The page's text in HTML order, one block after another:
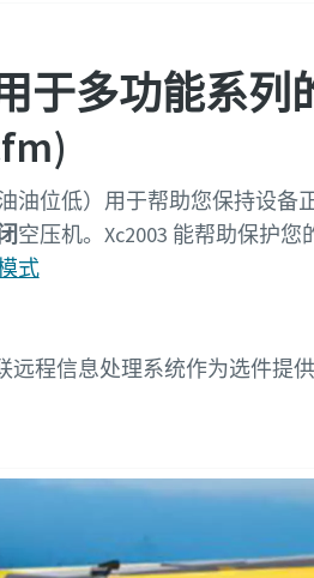
于多功能系
油位低）用于帮助您保持设备
空压机。Xc2003 能帮助保护您
式
远程信息处理系统作为选件提供